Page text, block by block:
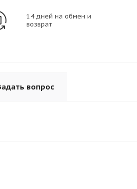
14 дней на обмен и
возврат
вопрос